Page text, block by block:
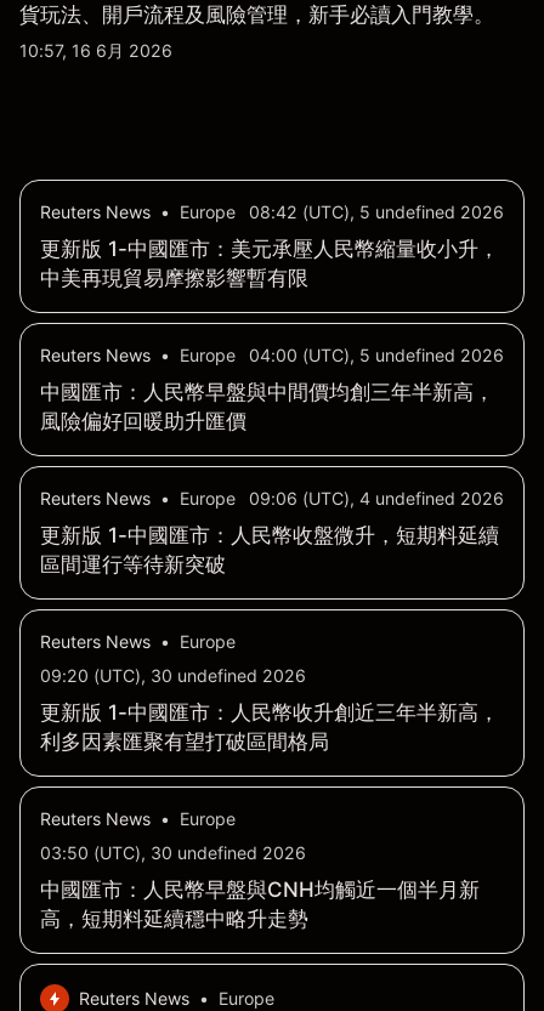
貨玩法、開戶流程及風險管理，新手必讀入門教學。
10:57, 16 6月 2026
Reuters News • Europe 08:42 (UTC), 5 undefined 2026
更新版 1-中國匯市：美元承壓人民幣縮量收小升，
中美再現貿易摩擦影響暫有限
Reuters News • Europe 04:00 (UTC), 5 undefined 2026
中國匯市：人民幣早盤與中間價均創三年半新高，
風險偏好回暖助升匯價
Reuters News • Europe 09:06 (UTC), 4 undefined 2026
更新版 1-中國匯市：人民幣收盤微升，短期料延續
區間運行等待新突破
Reuters News •
Europe
09:20 (UTC), 30 undefined 2026
更新版 1-中國匯市：人民幣收升創近三年半新高，
利多因素匯聚有望打破區間格局
Reuters News •
Europe
03:50 (UTC), 30 undefined 2026
中國匯市：人民幣早盤與CNH均觸近一個半月新
高，短期料延續穩中略升走勢
Reuters News •
Europe